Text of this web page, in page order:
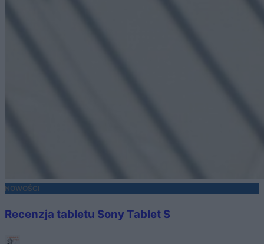
NOWOŚCI
Recenzja tabletu Sony Tablet S